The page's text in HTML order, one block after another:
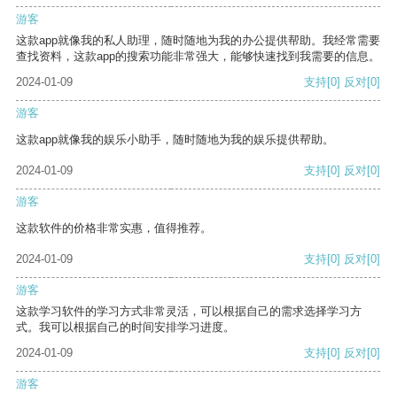
游客
这款app就像我的私人助理，随时随地为我的办公提供帮助。我经常需要
查找资料，这款app的搜索功能非常强大，能够快速找到我需要的信息。
2024-01-09
支持[0] 反对[0]
游客
这款app就像我的娱乐小助手，随时随地为我的娱乐提供帮助。
2024-01-09 支持[0] 反对[0]
游客
这款软件的价格非常实惠，值得推荐。
2024-01-09 支持[0] 反对[0]
游客
这款学习软件的学习方式非常灵活，可以根据自己的需求选择学习方
式。我可以根据自己的时间安排学习进度。
2024-01-09
支持[0] 反对[0]
游客